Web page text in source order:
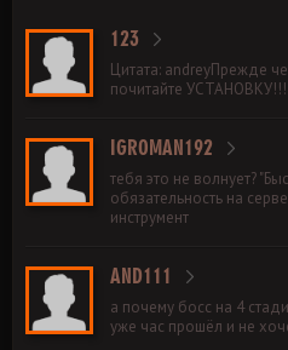
123
Цитата: andreyПрежде
почитайте УСТАНОВКУ!!!
IGROMAN192
тебя это не волнует?
обязательность на
инструмент
AND111
а почему босс на 4
уже час прошёл и не